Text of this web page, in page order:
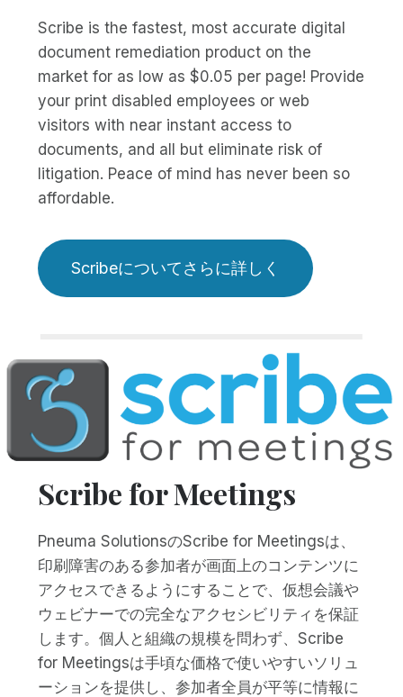
Scribe is the fastest, most accurate digital
document remediation product on the
market for as low as $0.05 per page! Provide
your print disabled employees or web
visitors with near instant access to
documents, and all but eliminate risk of
litigation. Peace of mind has never been so
affordable.
Scribeについてさらに詳しく
Scribe for Meetings
Pneuma SolutionsのScribe for Meetingsは、
印刷障害のある参加者が画面上のコンテンツに
アクセスできるようにすることで、仮想会議や
ウェビナーでの完全なアクセシビリティを保証
します。個人と組織の規模を問わず、Scribe
for Meetingsは手頃な価格で使いやすいソリュ
ーションを提供し、参加者全員が平等に情報に